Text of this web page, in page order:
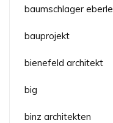
baumschlager eberle
bauprojekt
bienefeld architekt
big
binz architekten